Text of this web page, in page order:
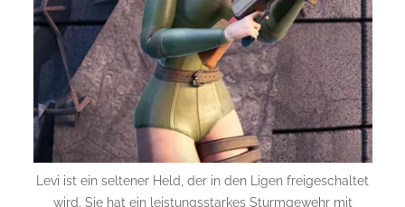
Levi ist ein seltener Held, der in den Ligen freigeschaltet
wird. Sie hat ein leistungsstarkes Sturmgewehr mit